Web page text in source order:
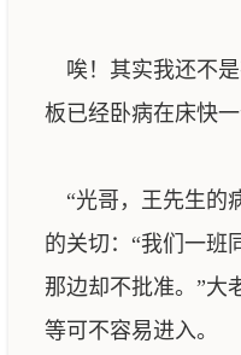
唉！其实我还不
板已经卧病在床快一
“光哥，王先生的
的关切：“我们一班
那边却不批准。”大
等可不容易进入。